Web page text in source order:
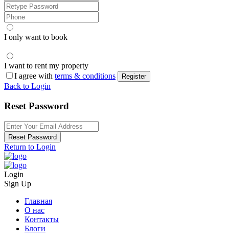
I only want to book
I want to rent my property
I agree with terms & conditions Register
Back to Login
Reset Password
Reset Password
Return to Login
Login
Sign Up
Главная
О нас
Контакты
Блоги